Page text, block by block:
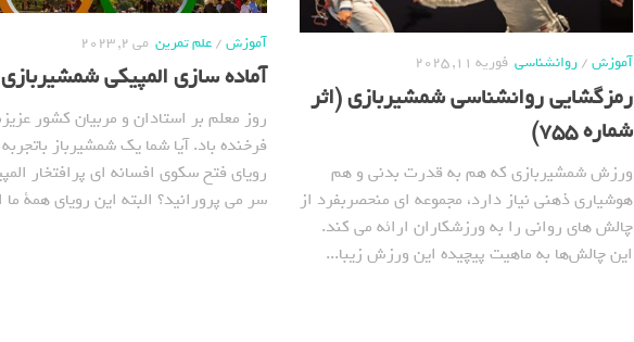
آموزش/روانشناسی فوریه 11, 2025
رمزگشایی روانشناسی شمشیربازی (اثر
شماره 755)
ورزش شمشیربازی که هم به قدرت بدنی و هم
هوشیاری ذهنی نیاز دارد، مجموعه ای منحصربفرد از
چالش های روانی را به ورزشکاران ارائه می کند.
این چالش‌ها به ماهیت پیچیده این ورزش زیبا...
آموزش/علم تمرین می 2, 2023
آماده سازی المپیکی شمشیربازی
روز معلم بر استادان و مربیان کشور
فرخنده باد. آیا شما یک شمشیرباز
رویای فتح سکوی افسانه ای پرافتخار
سر می پرورانید؟ البته این رویای همة